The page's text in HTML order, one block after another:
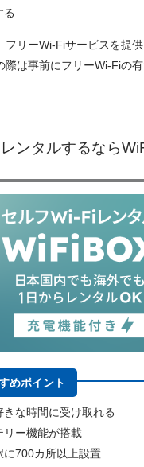
る
フリーWi-Fiサービスを提
際は事前にフリーWi-Fiの
ンタルするなら
めポイント
きな時間に受け取れる
リー機能が搭載
に700カ所以上設置